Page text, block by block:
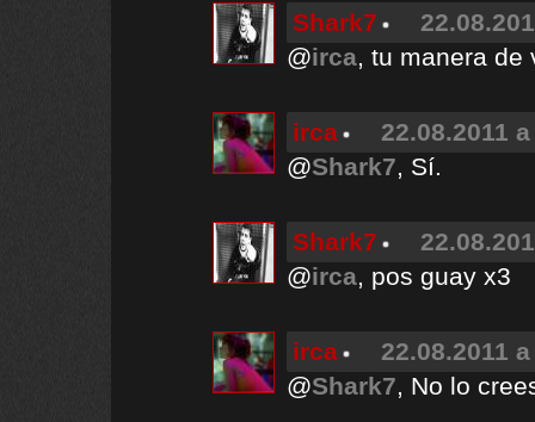
Shark7
@irca, tu manera de
irca
22.08.2011
@Shark7, Sí.
Shark7
@irca, pos guay x3
irca
22.08.2011
@Shark7, No lo